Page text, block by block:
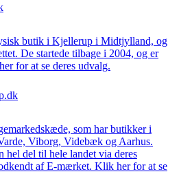
butik i Kjellerup i Midtjylland, og
De startede tilbage i 2004, og er
for at se deres udvalg.
som har butikker i
Viborg, Videbæk og Aarhus.
hel del til hele landet via deres
af E-mærket. Klik her for at se